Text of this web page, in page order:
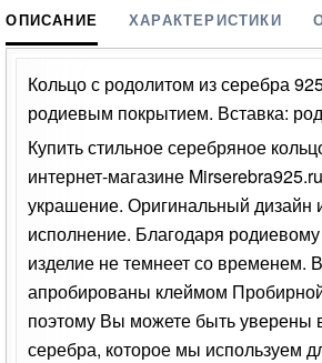
ОПИСАНИЕ ХАРАКТЕРИСТИКИ
Кольцо с родолитом из серебра
родиевым покрытием. Вставка:
Купить стильное серебряное
интернет-магазине
украшение. Оригинальный дизайн
исполнение. Благодаря
изделие не темнеет со временем.
апробированы клеймом
поэтому Вы можете быть уверены
серебра, которое мы используем